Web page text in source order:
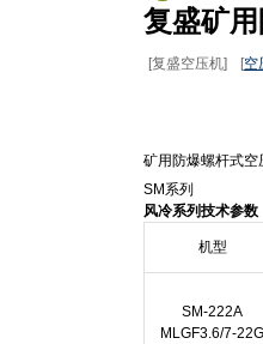
复盛矿
[复盛空压机] [空
矿用防爆螺杆式空
SM系列
风冷系列技术参数
机型
SM-222A
MLGF3.6/7-22G